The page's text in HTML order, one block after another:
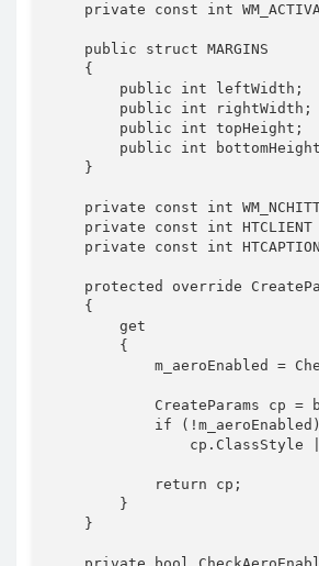
private const int
public struct MARGINS
    {
        public int leftWidth;
        public int rightWidth;
        public int topHeight;
public int
    }
private const int
private const int HTCLIENT
private const int
protected override
    {
        get
        {
m_aeroEnabled =
CreateParams cp =
            if (!m_aeroEnabled)
cp.ClassStyle
            return cp;
        }
    }